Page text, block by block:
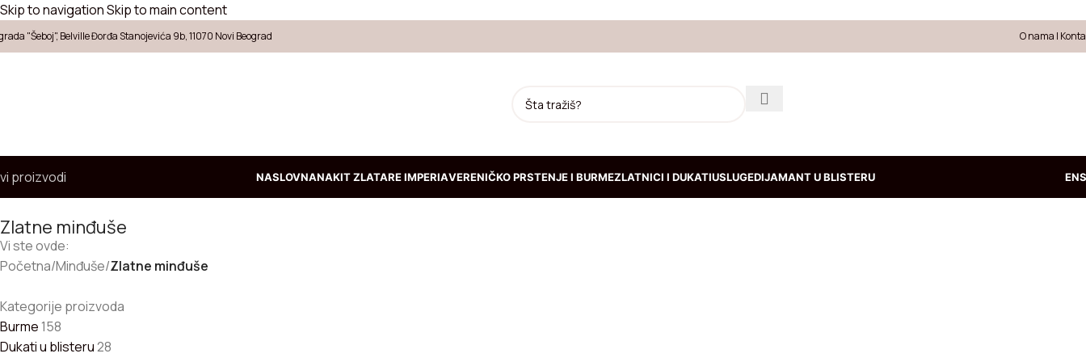
Skip to navigationSkip to main content
"Šeboj", Belville Đorđa Stanojevića 9b, 11070 Novi Beograd O nama |
proizvodi NASLOVNANAKIT ZLATARE IMPERIAVERENIČKO PRSTENJE I BURMEZLATNICI I DUKATIUSLUGEDIJAMANT U BLISTERU EN
Zlatne minđuše
Vi ste ovde:
Početna/Minđuše/Zlatne minđuše
Kategorije proizvoda
Burme 158
Dukati u blisteru28